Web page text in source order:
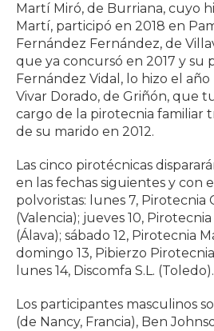
Martí Miró, de Burriana, cuyo
Martí, participó en 2018 en
Fernández Fernández, de
que ya concursó en 2017 y su
Fernández Vidal, lo hizo el año
Vivar Dorado, de Griñón, que
cargo de la pirotecnia familiar
de su marido en 2012.
Las cinco pirotécnicas
en las fechas siguientes y con
polvoristas: lunes 7, Pirotecnia
(Valencia); jueves 10, Pirotecnia
(Álava); sábado 12, Pirotecnia
domingo 13, Pibierzo
lunes 14, Discomfa S.L. (Toledo).
Los participantes masculinos
(de Nancy, Francia), Ben